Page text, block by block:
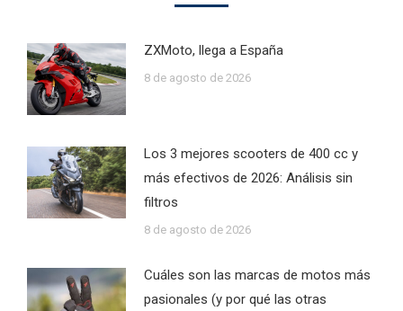
ZXMoto, llega a España
8 de agosto de 2026
Los 3 mejores scooters de 400 cc y
más efectivos de 2026: Análisis sin
filtros
8 de agosto de 2026
Cuáles son las marcas de motos más
pasionales (y por qué las otras